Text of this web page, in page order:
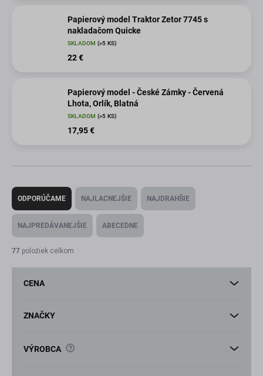
Papierový model Traktor Zetor 7745 s
nakladačom Quicke
SKLADOM (>5 KS)
22 €
Papierový model - České Zámky - Červená
Lhota, Orlík, Blatná
SKLADOM (>5 KS)
17,95 €
R
d
n
i
ODPORÚČAME NAJLACNEJŠIE NAJDRAHŠIE
NAJPREDÁVANEJŠIE ABECEDNE
77 položiek celkom
CENA
ZNAČKY
VÝROBCA ?